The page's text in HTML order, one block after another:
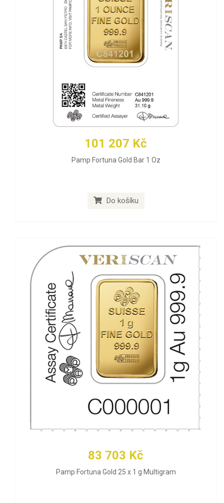
101 207 Kč
Pamp Fortuna Gold Bar 1 Oz
Do košíku
83 703 Kč
Pamp Fortuna Gold 25 x 1 g Multigram